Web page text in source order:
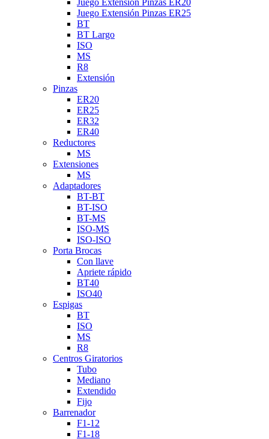
Juego Extensión Pinzas ER25
BT
BT Largo
ISO
MS
R8
Extensión
Pinzas
ER20
ER25
ER32
ER40
Reductores
MS
Extensiones
MS
Adaptadores
BT-BT
BT-ISO
BT-MS
ISO-MS
ISO-ISO
Porta Brocas
Con llave
Apriete rápido
BT40
ISO40
Espigas
BT
ISO
MS
R8
Centros Giratorios
Tubo
Mediano
Extendido
Fijo
Barrenador
F1-12
F1-18